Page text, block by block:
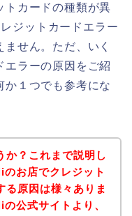
トカードの種類が異
ジットカードエラー
せん。ただ、いく
エラーの原因をご紹
か１つでも参考にな
か？これまで説明し
お店でクレジット
る原因は様々ありま
公式サイトより、